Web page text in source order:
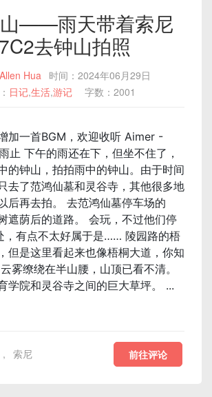
——雨天带着索尼
去钟山拍照
Allen Hua
时间：2024年06月29日
日记,生活,游记 字数：2001
加一首BGM，欢迎收听 Aimer -
止 下午的雨还在下，但坐不住了，
的钟山，拍拍雨中的钟山。由于时间
去了范鸿仙墓和灵谷寺，其他很多地
后再去拍。 去范鸿仙墓停车场的
遮荫后的道路。 会玩，不过他们停
，有点不太好属于是…… 陵园路的梧
但是这里看起来也像梧桐大道，你知
雾缭绕在半山腰，山顶已看不清。
学院和灵谷寺之间的巨大草坪。 ...
, 索尼 前往评论